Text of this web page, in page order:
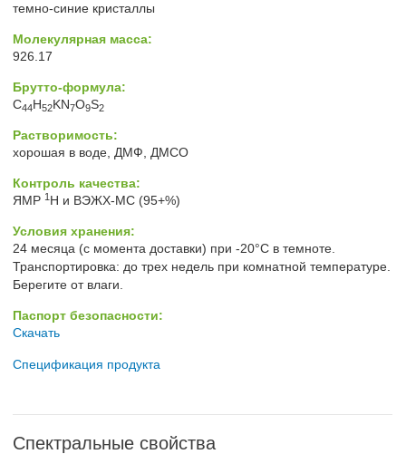
темно-синие кристаллы
Молекулярная масса:
926.17
Брутто-формула:
C44H52KN7O9S2
Растворимость:
хорошая в воде, ДМФ, ДМСО
Контроль качества:
ЯМР 1 H и ВЭЖХ-МС (95+%)
Условия хранения:
24 месяца (с момента доставки) при -20°C в темноте.
Транспортировка: до трех недель при комнатной температуре.
Берегите от влаги.
Паспорт безопасности:
Скачать
Спецификация продукта
Спектральные свойства